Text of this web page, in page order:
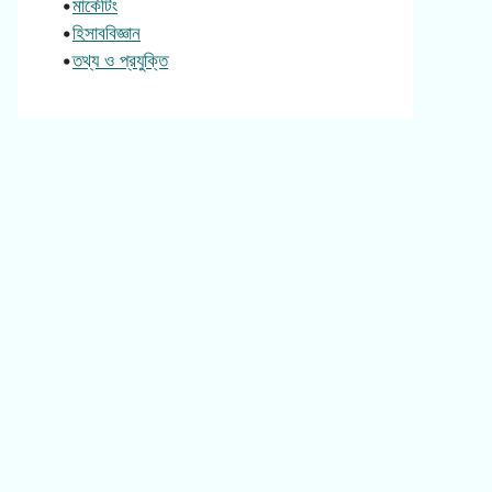
•মার্কেটিং
•হিসাববিজ্ঞান
•তথ্য ও প্রযুক্তি